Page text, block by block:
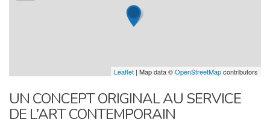
Leaflet | Map data ©OpenStreetMapcontributors
UN CONCEPT ORIGINAL AU SERVICE
DE L’ART CONTEMPORAIN